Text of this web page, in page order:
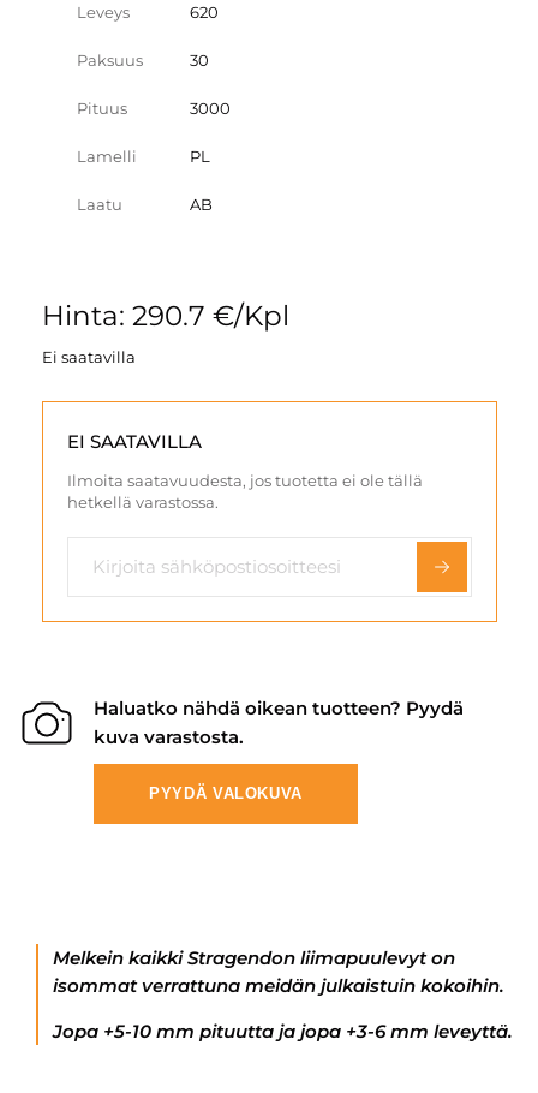
Leveys 620
Paksuus 30
Pituus 3000
Lamelli PL
Laatu AB
Hinta: 290.7 €/Kpl
Ei saatavilla
EI SAATAVILLA
Ilmoita saatavuudesta, jos tuotetta ei ole tällä
hetkellä varastossa.
Haluatko nähdä oikean tuotteen? Pyydä
kuva varastosta.
PYYDÄ VALOKUVA
Melkein kaikki Stragendon liimapuulevyt on
isommat verrattuna meidän julkaistuin kokoihin.
Jopa +5-10 mm pituutta ja jopa +3-6 mm leveyttä.